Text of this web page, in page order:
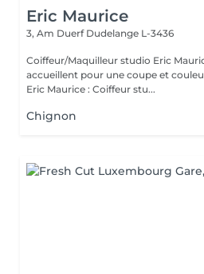
Eric Maurice
3, Am Duerf Dudelange L-3436
Coiffeur/Maquilleur studio Eric Maurice et son equipe vous
accueillent pour une coupe et
Eric Maurice : Coiffeur stu...
Chignon